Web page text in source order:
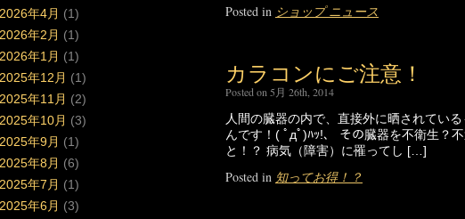
Posted in ショップ ニュース
カラコンにご注意！
Posted on 5月 26th, 2014
人間の臓器の内で、直接外に晒されてい
んです！( ﾟдﾟ)ﾊｯ!、 その臓器を不衛生？
と！？ 病気（障害）に罹ってし […]
Posted in 知ってお得！？
2026年4月 (1)
2026年2月 (1)
2026年1月 (1)
2025年12月 (1)
2025年11月 (2)
2025年10月 (3)
2025年9月 (1)
2025年8月 (6)
2025年7月 (1)
2025年6月 (3)